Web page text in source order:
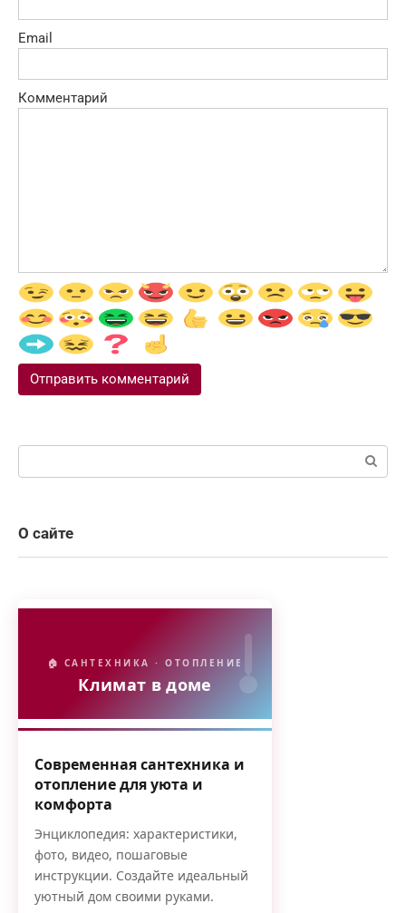
Email
Комментарий
Поиск:
О сайте
🏠 САНТЕХНИКА · ОТОПЛЕНИЕ
Климат в доме
Современная сантехника и
отопление для уюта и
комфорта
Энциклопедия: характеристики,
фото, видео, пошаговые
инструкции. Создайте идеальный
уютный дом своими руками.